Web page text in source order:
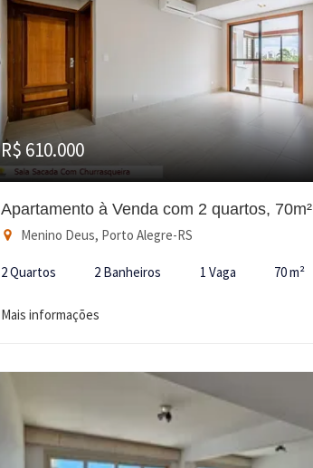
R$ 610.000
Apartamento à Venda com 2 quartos, 70m²
Menino Deus, Porto Alegre-RS
2 Quartos 2 Banheiros 1 Vaga 70 m²
Mais informações